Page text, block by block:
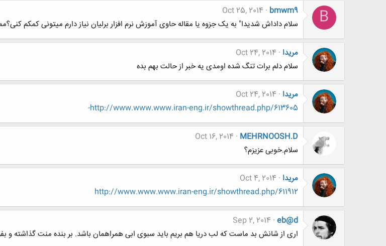
B
bmwm9
Oct 25, 2014
سلام داداش شدیدا" به یک جزوه یا مقاله حاوی آموزش نرم افزار برلیان نیاز دارم میتونی کمکم
مریدا Oct 24, 2014
سلام دلم برات تنگ شده اومدی یه خبر از حالت بهم بده
مریدا Oct 24, 2014
http://www.www.www.iran-eng.ir/showthread.php/613605-
MEHRNOOSH.D
Oct 16, 2014
سلام.خوبی عزیزم؟
مریدا Oct 4, 2014
http://www.www.www.iran-eng.ir/showthread.php/611912
eb@d
Sep 2, 2014
اری از شانش بد ماست که لب دریا هم بریم باید سبوی ابی همراهمان باشد. بر بنده منت گذاشته و